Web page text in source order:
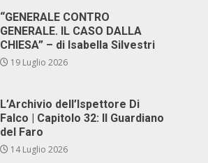
“GENERALE CONTRO
GENERALE. IL CASO DALLA
CHIESA” – di Isabella Silvestri
19 Luglio 2026
L’Archivio dell’Ispettore Di
Falco | Capitolo 32: Il Guardiano
del Faro
14 Luglio 2026